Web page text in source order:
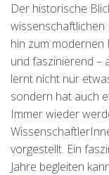
Der historische
wissenschaftlichen
hin zum modernen
und faszinierend –
lernt nicht nur
sondern hat auch
Immer wieder
vorgestellt. Ein
Jahre begleiten